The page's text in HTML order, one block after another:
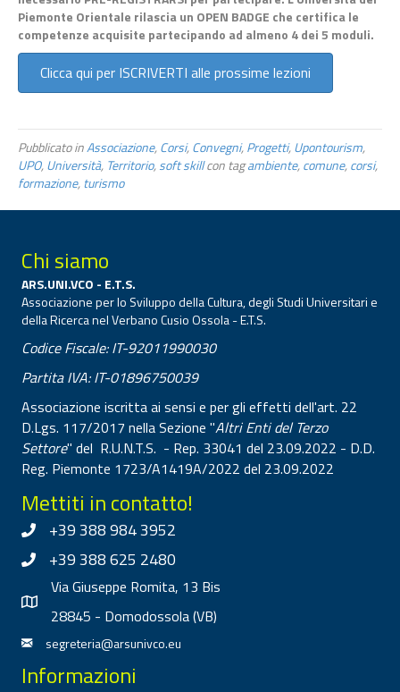
Piemonte Orientale rilascia un OPEN BADGE che certifica le
competenze acquisite partecipando ad almeno 4 dei 5 moduli.
Clicca qui per ISCRIVERTI alle prossime lezioni
Pubblicato inAssociazione,Corsi,Convegni,Progetti,Upontourism,
UPO,Università, Territorio,soft skillcon tagambiente,comune,corsi,
formazione,turismo
Chi siamo
ARS.UNI.VCO - E.T.S.
Associazione per lo Sviluppo della Cultura, degli Studi Universitari e
della Ricerca nel Verbano Cusio Ossola - E.T.S.
Codice Fiscale: IT-92011990030
Partita IVA: IT-01896750039
Associazione iscritta ai sensi e per gli effetti dell'art. 22
D.Lgs. 117/2017 nella Sezione "Altri Enti del Terzo
Settore" del R.U.N.T.S. - Rep. 33041 del 23.09.2022 - D.D.
Reg. Piemonte 1723/A1419A/2022 del 23.09.2022
Mettiti in contatto!
+39 388 984 3952
+39 388 625 2480
Via Giuseppe Romita, 13 Bis
28845 - Domodossola (VB)
segreteria@arsunivco.eu
Informazioni